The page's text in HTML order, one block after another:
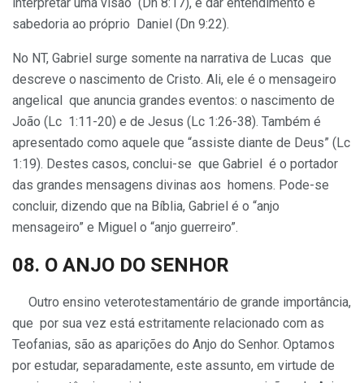
sabedoria ao próprio Daniel (Dn 9:22).
No NT, Gabriel surge somente na narrativa de Lucas que
descreve o nascimento de Cristo. Ali, ele é o mensageiro
angelical que anuncia grandes eventos: o nascimento de
João (Lc 1:11-20) e de Jesus (Lc 1:26-38). Também é
apresentado como aquele que “assiste diante de Deus” (Lc
1:19). Destes casos, conclui-se que Gabriel é o portador
das grandes mensagens divinas aos homens. Pode-se
concluir, dizendo que na Bíblia, Gabriel é o “anjo
mensageiro” e Miguel o “anjo guerreiro”.
08. O ANJO DO SENHOR
Outro ensino veterotestamentário de grande importância,
que por sua vez está estritamente relacionado com as
Teofanias, são as aparições do Anjo do Senhor. Optamos
por estudar, separadamente, este assunto, em virtude de